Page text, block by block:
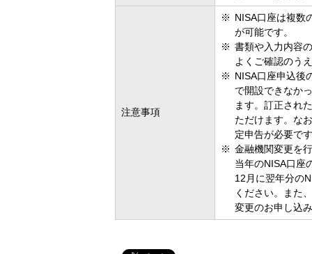
注意事項
NISA口座は複数
が可能です。
書類や入力内容
よくご確認のう
NISA口座申込後
で開設できなか
ます。訂正され
ただけます。な
定申告が必要で
金融機関変更を
当年のNISA口座
12月に翌年分の
ください。また
変更のお申し込